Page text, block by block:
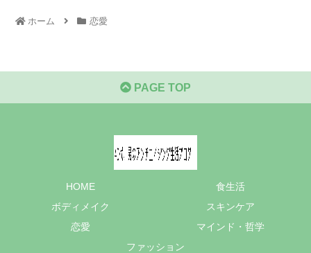
ホーム 恋愛
PAGE TOP
HOME
食生活
ボディメイク
スキンケア
恋愛
マインド・哲学
ファッション